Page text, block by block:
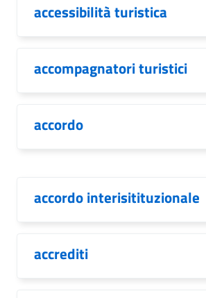
accessibilità turistica
accompagnatori turistici
accordo
accordo interisitituzionale
accrediti